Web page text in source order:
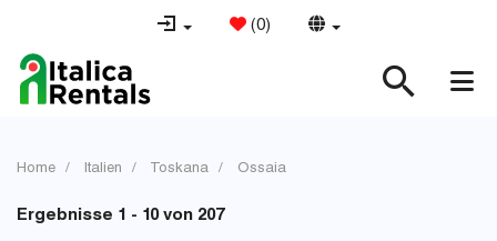
(0)
Home Italien Toskana Ossaia
Ergebnisse 1 - 10 von 207